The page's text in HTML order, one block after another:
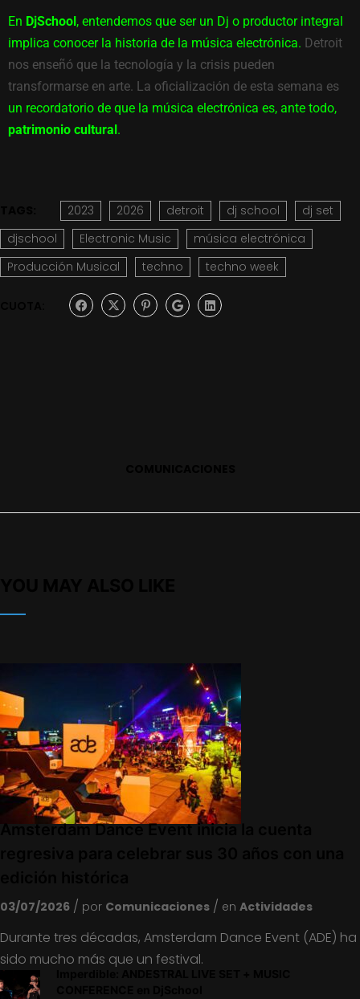
En DjSchool , entendemos que ser un Dj o productor integral
implica conocer la historia de la música electrónica. Detroit
nos enseñó que la tecnología y la crisis pueden
transformarse en arte. La oficialización de esta semana es
un recordatorio de que la música electrónica es, ante todo,
patrimonio cultural .
2023 2026 detroit dj school
dj set
djschool
Electronic Music
música electrónica
Producción Musical
techno techno week
Amsterdam Dance Event inicia la cuenta
03/07/2026 por Comunicaciones en Actividades
Durante tres décadas, Amsterdam Dance Event (ADE) ha
sido mucho más que un festival.